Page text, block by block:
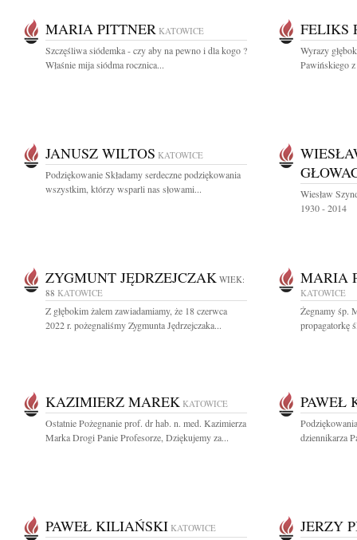
MARIA PITTNER KATOWICE
Szczęśliwa siódemka - czy aby na pewno i dla kogo ?
Właśnie mija siódma rocznica...
FELIKS
Wyrazy
Pawińskiego
JANUSZ WILTOS KATOWICE
Podziękowanie Składamy serdeczne podziękowania
wszystkim, którzy wsparli nas słowami...
Wiesław
1930 - 2014
ZYGMUNT JĘDRZEJCZAK WIEK:
88 KATOWICE
Z głębokim żalem zawiadamiamy, że 18 czerwca
2022 r. pożegnaliśmy Zygmunta Jędrzejczaka...
MARIA
KATOWICE
Żegnamy śp.
propagatorkę
KAZIMIERZ MAREK KATOWICE
Ostatnie Pożegnanie prof. dr hab. n. med. Kazimierza
Marka Drogi Panie Profesorze, Dziękujemy za...
PAWEŁ
dziennikarza
PAWEŁ KILIAŃSKI KATOWICE JERZY